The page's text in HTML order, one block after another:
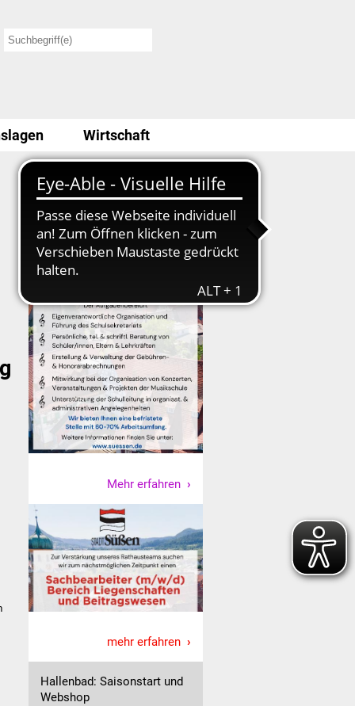
Wirtschaft
Stellenausschreibung
Mehr erfahren
mehr erfahren
Hallenbad: Saisonstart und
Webshop